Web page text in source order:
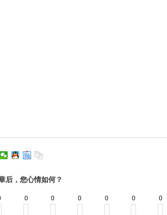
后，您心情如何？
0 0 0 0 0 0